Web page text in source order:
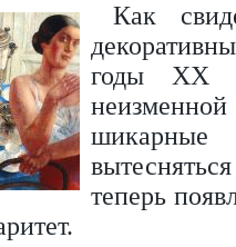
Как
годы XX
шикарные
теперь